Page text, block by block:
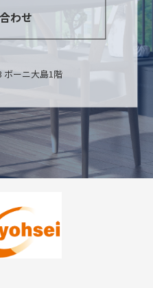
わせ
ボーニ大島1階